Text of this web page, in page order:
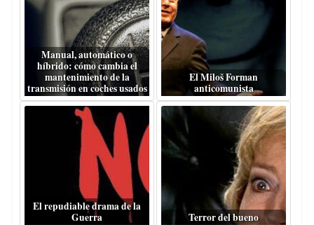
Manual, automático o
híbrido: cómo cambia el
mantenimiento de la
transmisión en coches usados
El Miloš Forman
anticomunista
El repudiable drama de la
Guerra
Terror del bueno